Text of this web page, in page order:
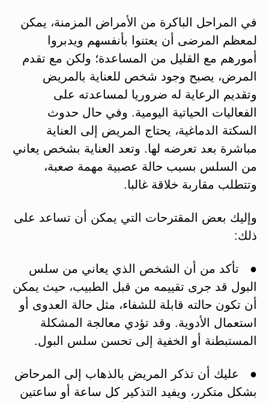
في المراحل الباكرة من الأمراض المزمنة، يمكن
لمعظم المرضى أن يعتنوا بأنفسهم ويدبروا
أمورهم مع القليل من المساعدة؛ ولكن مع تقدم
المرض، يصبح وجود شخص للعناية بالمريض
وتقديم الرعاية له ضروريا لمساعدته على
الفعاليات الحياتية اليومية. وفي حال حدوث
السكتة الدماغية، يحتاج المريض إلى العناية
مباشرة بعد تعرضه لها. وتعد العناية بشخص يعاني
من السلس بسبب حالة عصبية مهمة صعبة،
وتتطلب مقاربة خلاقة غالبا.
وإليك بعض المقترحات التي يمكن أن تساعد على
ذلك:
● تأكد من أن الشخص الذي يعاني من سلس
البول قد جرى تقييمه من قبل الطبيب، حيث يمكن
أن تكون حالته قابلة للشفاء، مثل حالة العدوى أو
استعمال الأدوية. وقد تؤدي معالجة المشكلة
المستبطنة أو الخفية إلى تحسن سلس البول.
● عليك أن تذكر المريض بالذهاب إلى المرحاض
بشكل متكرر، ويفيد التذكير كل ساعة أو ساعتين